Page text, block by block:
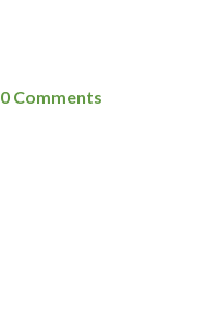
0 Comments